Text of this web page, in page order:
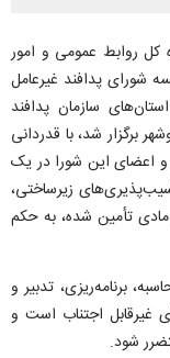
کل روابط عمومی و امور
شورای پدافند غیرعامل
سازمان پدافند
برگزار شد، با قدردانی
اعضای این شورا در یک
زیرساختی،
تأمین شده، به حکم
برنامه‌ریزی، تدبیر و
غیرقابل اجتناب است و
شود.